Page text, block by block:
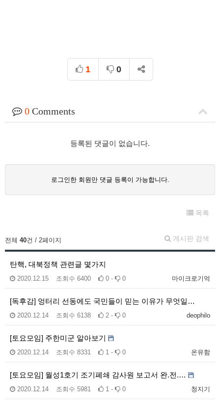
1 0
0 Comments
등록된 댓글이 없습니다.
로그인한 회원만 댓글 등록이 가능합니다.
목록
게시판 검색
전체 40건 / 2페이지
탄핵, 대북정책 관련글 몇가지
마이크로기억
2020.12.15 조회수 6400 0 - 0
[독후감] 엉터리 선동에도 국민들이 믿는 이유가 무엇일…
deophilo
2020.12.14 조회수 6138 2 - 0
[토요모임] 주한미군 알아보기
온유함
2020.12.14 조회수 8331 1 - 0
[토요모임] 월성1호기 조기폐쇄 감사원 보고서 완.전.…
청지기
2020.12.14 조회수 5981 1 - 0